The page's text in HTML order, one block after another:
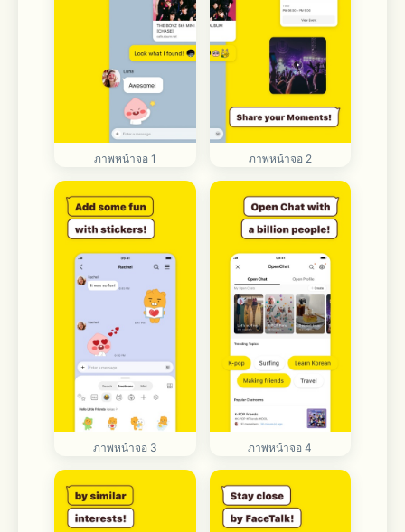
ภาพหน้าจอ 1 ภาพหน้าจอ 2
ภาพหน้าจอ 3 ภาพหน้าจอ 4